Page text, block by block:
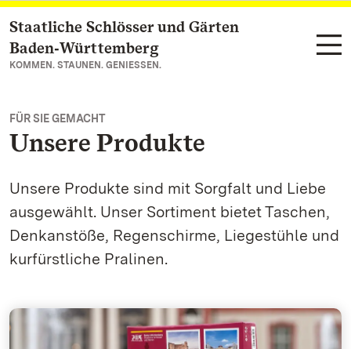
Zum Hauptinhalt springen
Staatliche Schlösser und Gärten
Baden‑Württemberg
KOMMEN. STAUNEN. GENIESSEN.
FÜR SIE GEMACHT
Unsere Produkte
Unsere Produkte sind mit Sorgfalt und Liebe
ausgewählt. Unser Sortiment bietet Taschen,
Denkanstöße, Regenschirme, Liegestühle und
kurfürstliche Pralinen.